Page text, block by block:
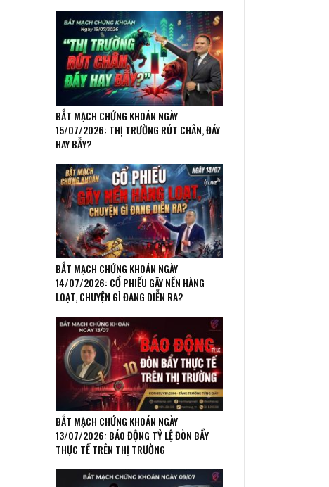
BẮT MẠCH CHỨNG KHOÁN NGÀY
15/07/2026: THỊ TRƯỜNG RÚT CHÂN, ĐÁY
HAY BẪY?
BẮT MẠCH CHỨNG KHOÁN NGÀY
14/07/2026: CỔ PHIẾU GÃY NỀN HÀNG
LOẠT, CHUYỆN GÌ ĐANG DIỄN RA?
BẮT MẠCH CHỨNG KHOÁN NGÀY
13/07/2026: BÁO ĐỘNG TỶ LỆ ĐÒN BẨY
THỰC TẾ TRÊN THỊ TRƯỜNG